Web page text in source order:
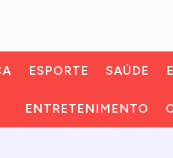
ESPORTE SAÚDE
ENTRETENIMENTO